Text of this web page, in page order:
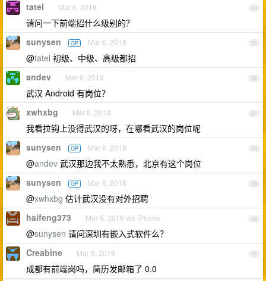
34
tatel Mar 6, 2018
请问一下前端招什么级别的？
35
sunysen OP Mar 6, 2018
@tatel 初级、中级、高级都招
36
andev Mar 6, 2018
武汉 Android 有岗位？
37
xwhxbg Mar 6, 2018
我看拉钩上没得武汉的呀，在哪看武汉的岗位呢
38
sunysen OP Mar 6, 2018
@andev 武汉那边我不太熟悉，北京有这个岗位
39
sunysen OP Mar 6, 2018
@xwhxbg 估计武汉没有对外招聘
40
haifeng373 Mar 6, 2018 via iPhone
@sunysen 请问深圳有嵌入式软件么？
41
Creabine Mar 6, 2018
成都有前端岗吗，简历发邮箱了 0.0